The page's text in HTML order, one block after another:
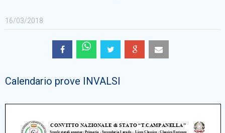
Comunicazioni Esterne
16/03/2018
Calendario prove INVALSI